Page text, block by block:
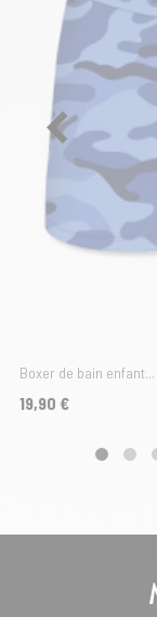
Boxer de bain enfant...
Prix
19,90 €